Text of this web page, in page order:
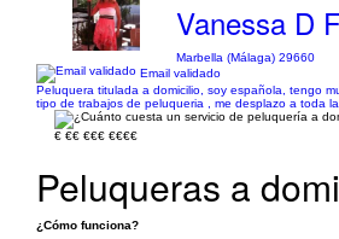
Vanessa D
Marbella (Málaga) 29660
Email validado
Peluquera titulada a domicilio, soy española, tengo
tipo de trabajos de peluqueria , me desplazo a toda
€ €€ €€€ €€€€
Peluqueras a
¿Cómo funciona?